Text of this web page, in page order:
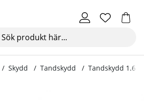
Skydd Tandskydd Tandskydd 1.6